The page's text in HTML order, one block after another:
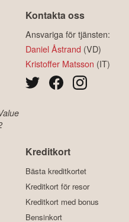
Kontakta oss
Ansvariga för tjänsten:
Daniel Åstrand (VD)
Kristoffer Matsson (IT)
Kreditkort
Bästa kreditkortet
Kreditkort för resor
Kreditkort med bonus
Bensinkort